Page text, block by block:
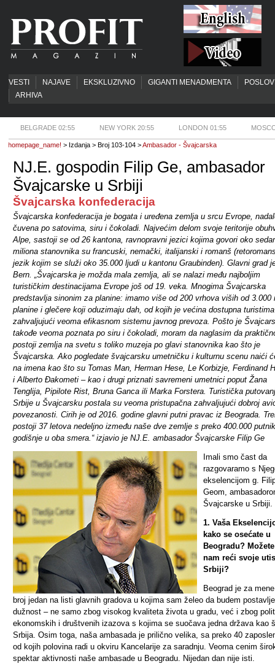
VESTI NAJAVE EKSKLUZIVNO GIGANTI MENADMENTA
ARHIVA
BELGRADE 02:55 NEW YORK 20:55 LONDON 01:55
homepage_name! > Izdanja > Broj 103-104 >Ambasador - Švajcarska
NJ.E. gospodin Filip Ge, ambasador
Švajcarske u Srbiji
Švajcarska konfederacija
Švajcarska konfederacija je bogata i uređena zemlja u srcu Evrope,
čuvena po satovima, siru i čokoladi. Najvećim delom svoje teritorije
Alpe, sastoji se od 26 kantona, ravnopravni jezici kojima govori oko
miliona stanovnika su francuski, nemački, italijanski i romanš
jezik kojim se služi oko 35.000 ljudi u kantonu Graubinden). Glavni grad
Bern. „Švajcarska je možda mala zemlja, ali se nalazi među najboljim
turističkim destinacijama Evrope još od 19. veka. Mnogima Švajcarska
predstavlja sinonim za planine: imamo više od 200 vrhova viših od 3.000
planine i glečere koji oduzimaju dah, od kojih je većina dostupna turistima
zahvaljujući veoma efikasnom sistemu javnog prevoza. Pošto je
takođe veoma poznata po siru i čokoladi, moram da naglasim da
postoji zemlja na svetu s toliko muzeja po glavi stanovnika kao što je
Švajcarska. Ako pogledate švajcarsku umetničku i kulturnu scenu naići
na imena kao što su Tomas Man, Herman Hese, Le Korbizje, Ferdinand
i Alberto Đakometi – kao i drugi priznati savremeni umetnici poput Žana
Tenglija, Pipilote Rist, Bruna Ganca ili Marka Forstera. Turistička
Srbije u Švajcarsku postala su veoma pristupačna zahvaljujući dobroj
povezanosti. Cirih je od 2016. godine glavni putni pravac iz Beograda.
postoji 37 letova nedeljno između naše dve zemlje s preko 400.000
godišnje u oba smera.“ izjavio je NJ.E. ambasador Švajcarske Filip Ge
Imali smo čast da
razgovaramo s
ekselencijom g.
Geom,
Švajcarske u Srbiji.
1. Vaša
kako se osećate u
Beogradu?
nam reći svoje
Srbiji?
Beograd je za
broj jedan na listi glavnih gradova u kojima sam želeo da budem
dužnost – ne samo zbog visokog kvaliteta života u gradu, već i zbog
ekonomskih i društvenih izazova s kojima se suočava jedna država kao
Srbija. Osim toga, naša ambasada je prilično velika, sa preko 40
od kojih polovina radi u okviru Kancelarije za saradnju. Veoma cenim
spektar aktivnosti naše ambasade u Beogradu. Nijedan dan nije isti.